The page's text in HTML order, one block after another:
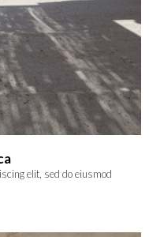
elit, sed do eiusmod